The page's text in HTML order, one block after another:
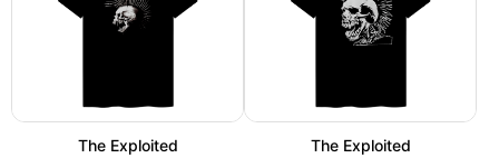
The Exploited The Exploited